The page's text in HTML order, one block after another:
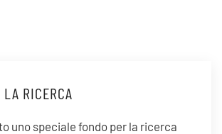
LA RICERCA
uno speciale fondo per la ricerca